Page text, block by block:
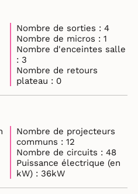
Nombre de sorties : 4
Nombre de micros : 1
Nombre d'enceintes salle
: 3
Nombre de retours
plateau : 0
Nombre de projecteurs
communs : 12
Nombre de circuits : 48
Puissance électrique (en
kW) : 36kW